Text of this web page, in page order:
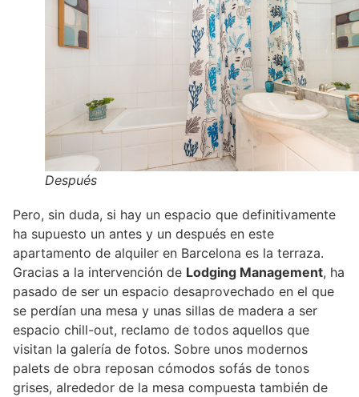
Después
Pero, sin duda, si hay un espacio que definitivamente
ha supuesto un antes y un después en este
apartamento de alquiler en Barcelona es la terraza.
Gracias a la intervención de Lodging Management, ha
pasado de ser un espacio desaprovechado en el que
se perdían una mesa y unas sillas de madera a ser
espacio chill-out, reclamo de todos aquellos que
visitan la galería de fotos. Sobre unos modernos
palets de obra reposan cómodos sofás de tonos
grises, alrededor de la mesa compuesta también de